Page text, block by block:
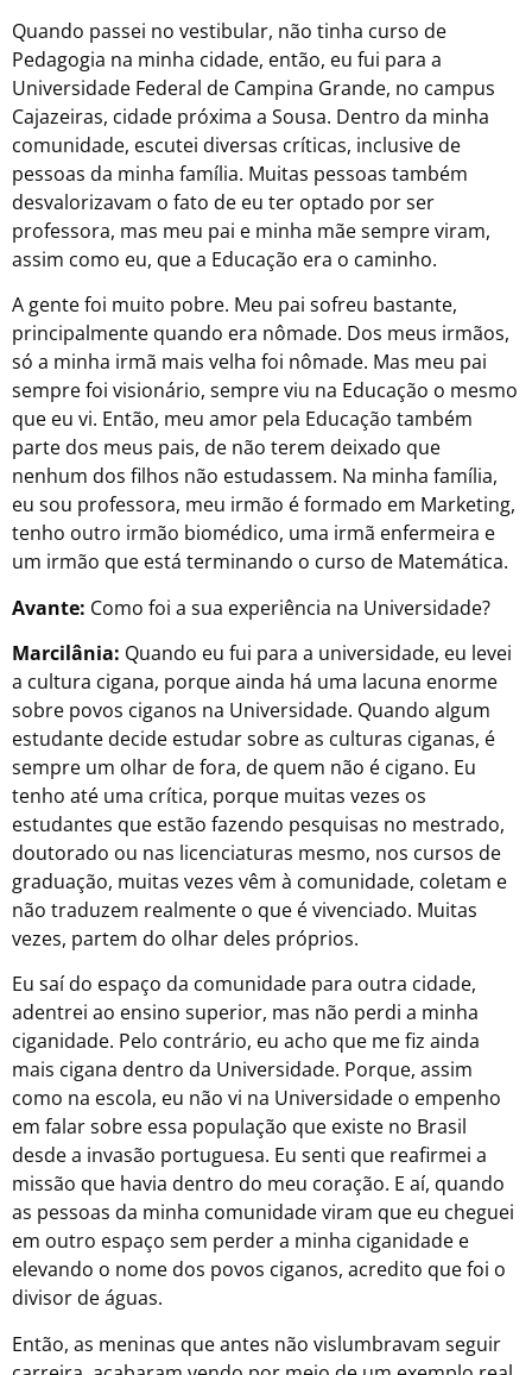
Quando passei no vestibular, não tinha curso de
Pedagogia na minha cidade, então, eu fui para a
Universidade Federal de Campina Grande, no campus
Cajazeiras, cidade próxima a Sousa. Dentro da minha
comunidade, escutei diversas críticas, inclusive de
pessoas da minha família. Muitas pessoas também
desvalorizavam o fato de eu ter optado por ser
professora, mas meu pai e minha mãe sempre viram,
assim como eu, que a Educação era o caminho.
A gente foi muito pobre. Meu pai sofreu bastante,
principalmente quando era nômade. Dos meus irmãos,
só a minha irmã mais velha foi nômade. Mas meu pai
sempre foi visionário, sempre viu na Educação o mesmo
que eu vi. Então, meu amor pela Educação também
parte dos meus pais, de não terem deixado que
nenhum dos filhos não estudassem. Na minha família,
eu sou professora, meu irmão é formado em Marketing,
tenho outro irmão biomédico, uma irmã enfermeira e
um irmão que está terminando o curso de Matemática.
Avante: Como foi a sua experiência na Universidade?
Marcilânia: Quando eu fui para a universidade, eu levei
a cultura cigana, porque ainda há uma lacuna enorme
sobre povos ciganos na Universidade. Quando algum
estudante decide estudar sobre as culturas ciganas, é
sempre um olhar de fora, de quem não é cigano. Eu
tenho até uma crítica, porque muitas vezes os
estudantes que estão fazendo pesquisas no mestrado,
doutorado ou nas licenciaturas mesmo, nos cursos de
graduação, muitas vezes vêm à comunidade, coletam e
não traduzem realmente o que é vivenciado. Muitas
vezes, partem do olhar deles próprios.
Eu saí do espaço da comunidade para outra cidade,
adentrei ao ensino superior, mas não perdi a minha
ciganidade. Pelo contrário, eu acho que me fiz ainda
mais cigana dentro da Universidade. Porque, assim
como na escola, eu não vi na Universidade o empenho
em falar sobre essa população que existe no Brasil
desde a invasão portuguesa. Eu senti que reafirmei a
missão que havia dentro do meu coração. E aí, quando
as pessoas da minha comunidade viram que eu cheguei
em outro espaço sem perder a minha ciganidade e
elevando o nome dos povos ciganos, acredito que foi o
divisor de águas.
Então, as meninas que antes não vislumbravam seguir